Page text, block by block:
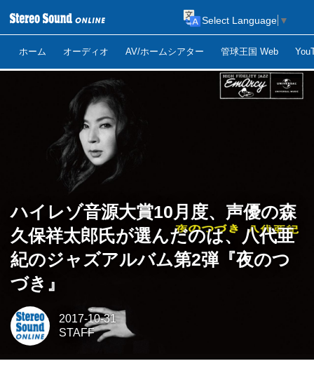
ホーム オーディオ AV/ホームシアター 管球王国 Web
Select Language ▼
ハイレゾ音源大賞10月度、声優の森
久保祥太郎氏が選んだのは、八代亜
紀のジャズアルバム第2弾『夜のつ
づき』
2017-10-31
STAFF